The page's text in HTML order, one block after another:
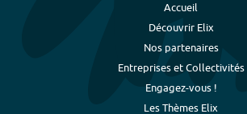
Accueil
Découvrir Elix
Nos partenaires
Entreprises et Collectivités
Engagez-vous !
Les Thèmes Elix